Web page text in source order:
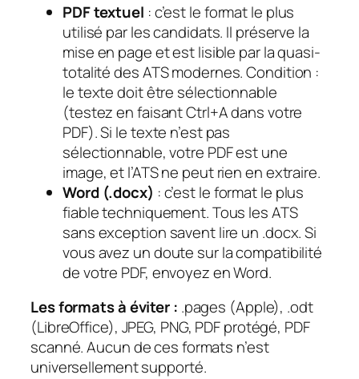
PDF textuel : c’est le format le plus
utilisé par les candidats. Il préserve la
mise en page et est lisible par la quasi-
totalité des ATS modernes. Condition :
le texte doit être sélectionnable
(testez en faisant Ctrl+A dans votre
PDF). Si le texte n’est pas
sélectionnable, votre PDF est une
image, et l’ATS ne peut rien en extraire.
Word (.docx) : c’est le format le plus
fiable techniquement. Tous les ATS
sans exception savent lire un .docx. Si
vous avez un doute sur la compatibilité
de votre PDF, envoyez en Word.
Les formats à éviter : .pages (Apple), .odt
(LibreOffice), JPEG, PNG, PDF protégé, PDF
scanné. Aucun de ces formats n’est
universellement supporté.